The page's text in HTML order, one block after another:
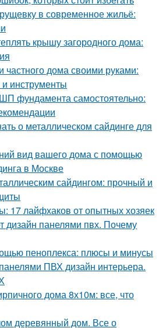
в современное жильё:
крышу загородного дома:
дома своими руками:
инструменты
фундамента самостоятельно:
о металлическом сайдинге для
вид вашего дома с помощью
в Москве
сайдингом: прочный и
17 лайфхаков от опытных хозяек
дизайн панелями пвх. Почему
пеноплекса: плюсы и минусы
ПВХ дизайн интерьера.
дома 8х10м: все, что
деревянный дом. Все о